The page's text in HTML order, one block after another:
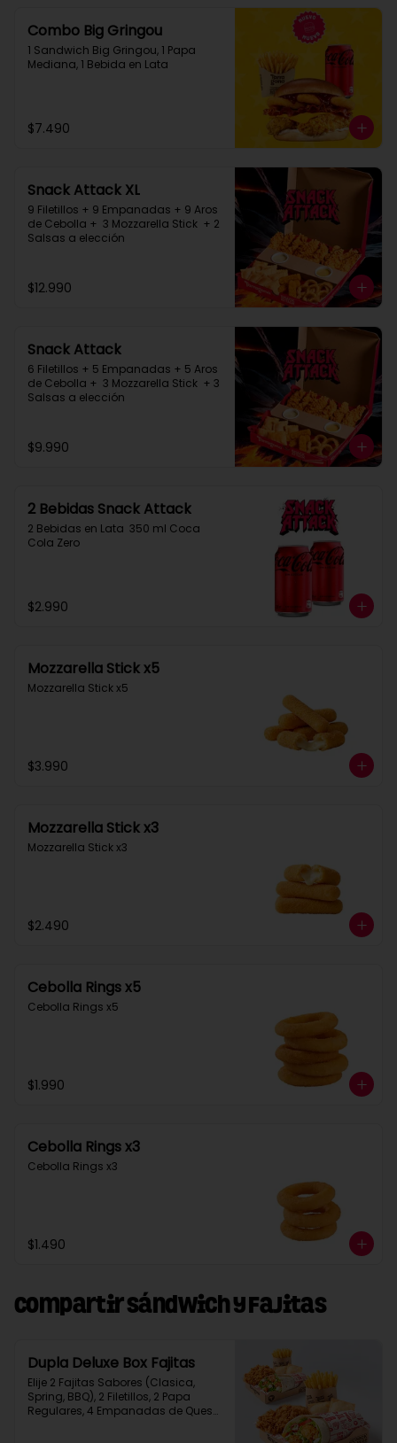
Combo Big Gringou
1 Sandwich Big Gringou, 1 Papa
Mediana, 1 Bebida en Lata
$7.490
Snack Attack XL
9 Filetillos + 9 Empanadas + 9 Aros
de Cebolla +  3 Mozzarella Stick  + 2
Salsas a elección
$12.990
Snack Attack
6 Filetillos + 5 Empanadas + 5 Aros
de Cebolla +  3 Mozzarella Stick  + 3
Salsas a elección
$9.990
2 Bebidas Snack Attack
2 Bebidas en Lata  350 ml Coca
Cola Zero
$2.990
Mozzarella Stick x5
Mozzarella Stick x5
$3.990
Mozzarella Stick x3
Mozzarella Stick x3
$2.490
Cebolla Rings x5
Cebolla Rings x5
$1.990
Cebolla Rings x3
Cebolla Rings x3
$1.490
Compartir Sándwich y Fajitas
Dupla Deluxe Box Fajitas
Elije 2 Fajitas Sabores (Clasica,
Spring, BBQ), 2 Filetillos, 2 Papa
Regulares, 4 Empanadas de Queso